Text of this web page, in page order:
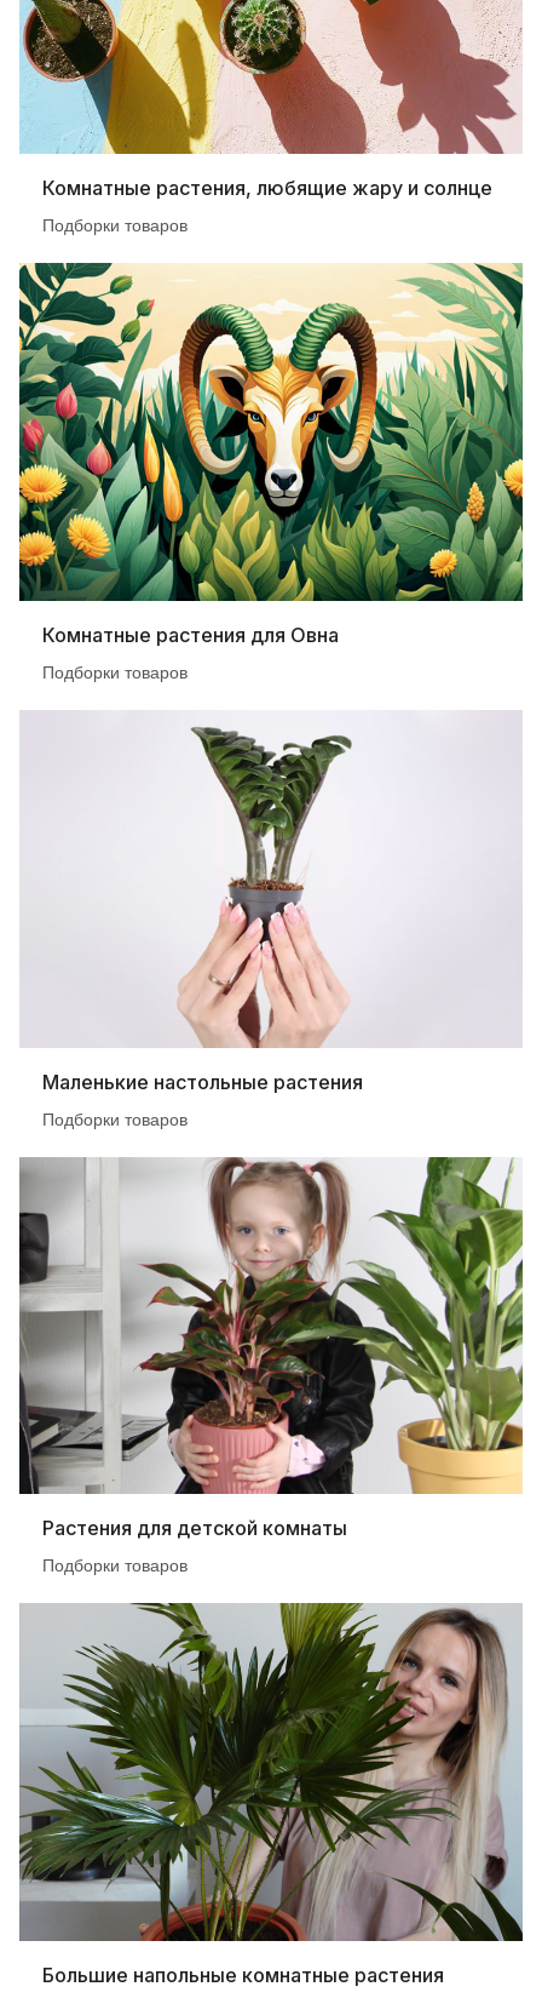
Комнатные растения, любящие жару и солнце
Подборки товаров
Комнатные растения для Овна
Подборки товаров
Маленькие настольные растения
Подборки товаров
Растения для детской комнаты
Подборки товаров
Большие напольные комнатные растения